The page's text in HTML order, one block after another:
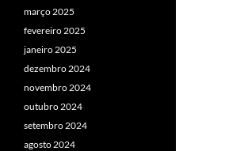
março 2025
fevereiro 2025
janeiro 2025
dezembro 2024
novembro 2024
outubro 2024
setembro 2024
agosto 2024